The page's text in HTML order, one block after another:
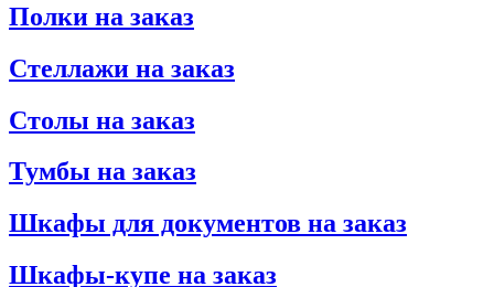
Полки на заказ
Стеллажи на заказ
Столы на заказ
Тумбы на заказ
Шкафы для документов на заказ
Шкафы-купе на заказ